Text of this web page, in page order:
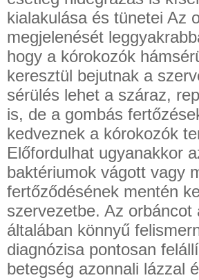
kialakulása és tünetei Az
megjelenését
hogy a kórokozók
keresztül bejutnak a
sérülés lehet a száraz,
is, de a gombás
kedveznek a kórokozók
Előfordulhat ugyanakkor
baktériumok vágott vagy
fertőződésének mentén
szervezetbe. Az orbáncot
általában könnyű
diagnózisa pontosan
betegség azonnali lázzal